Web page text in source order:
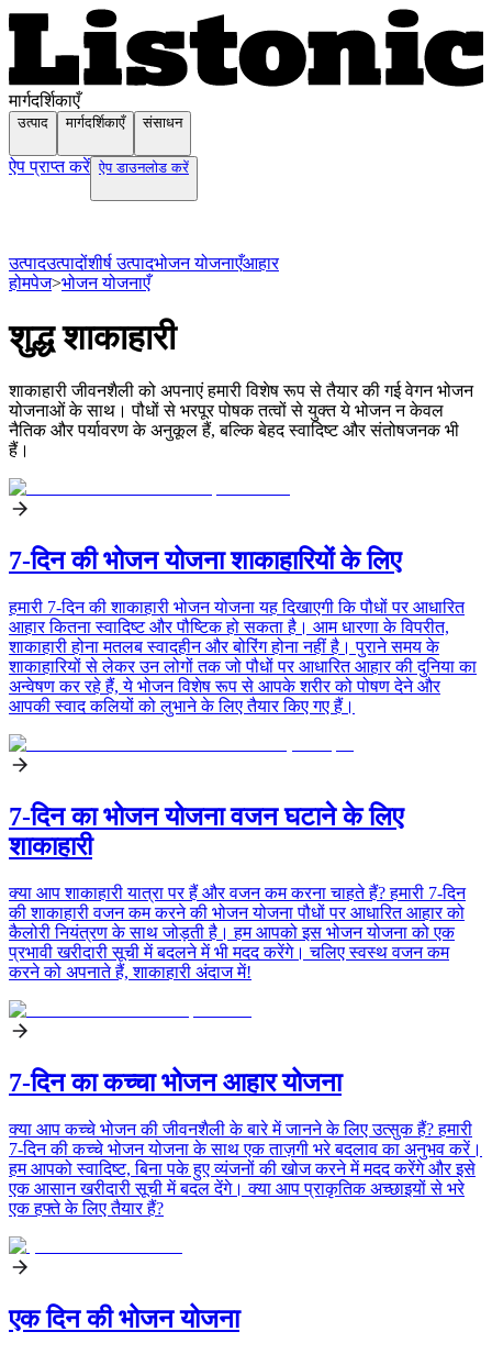
मार्गदर्शिकाएँ
उत्पाद मार्गदर्शिकाएँ संसाधन
ऐप प्राप्त करें ऐप डाउनलोड करें
उत्पादउत्पादोंशीर्ष उत्पादभोजन योजनाएँआहार
होमपेज>भोजन योजनाएँ
शुद्ध शाकाहारी
शाकाहारी जीवनशैली को अपनाएं हमारी विशेष रूप से तैयार की गई वेगन भोजन
योजनाओं के साथ। पौधों से भरपूर पोषक तत्वों से युक्त ये भोजन न केवल
नैतिक और पर्यावरण के अनुकूल हैं, बल्कि बेहद स्वादिष्ट और संतोषजनक भी
हैं।
7-दिन की भोजन योजना शाकाहारियों के लिए
हमारी 7-दिन की शाकाहारी भोजन योजना यह दिखाएगी कि पौधों पर आधारित
आहार कितना स्वादिष्ट और पौष्टिक हो सकता है। आम धारणा के विपरीत,
शाकाहारी होना मतलब स्वादहीन और बोरिंग होना नहीं है। पुराने समय के
शाकाहारियों से लेकर उन लोगों तक जो पौधों पर आधारित आहार की दुनिया का
अन्वेषण कर रहे हैं, ये भोजन विशेष रूप से आपके शरीर को पोषण देने और
आपकी स्वाद कलियों को लुभाने के लिए तैयार किए गए हैं।
7-दिन का भोजन योजना वजन घटाने के लिए
शाकाहारी
क्या आप शाकाहारी यात्रा पर हैं और वजन कम करना चाहते हैं? हमारी 7-दिन
की शाकाहारी वजन कम करने की भोजन योजना पौधों पर आधारित आहार को
कैलोरी नियंत्रण के साथ जोड़ती है। हम आपको इस भोजन योजना को एक
प्रभावी खरीदारी सूची में बदलने में भी मदद करेंगे। चलिए स्वस्थ वजन कम
करने को अपनाते हैं, शाकाहारी अंदाज में!
7-दिन का कच्चा भोजन आहार योजना
क्या आप कच्चे भोजन की जीवनशैली के बारे में जानने के लिए उत्सुक हैं? हमारी
7-दिन की कच्चे भोजन योजना के साथ एक ताज़गी भरे बदलाव का अनुभव करें।
हम आपको स्वादिष्ट, बिना पके हुए व्यंजनों की खोज करने में मदद करेंगे और इसे
एक आसान खरीदारी सूची में बदल देंगे। क्या आप प्राकृतिक अच्छाइयों से भरे
एक हफ्ते के लिए तैयार हैं?
एक दिन की भोजन योजना